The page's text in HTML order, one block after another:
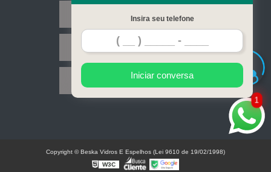
Serviços
Contato
Mapa do site
1
Insira seu telefone
Iniciar conversa
Copyright © Beska Vidros E Espelhos (Lei 9610 de 19/02/1998)
W3C